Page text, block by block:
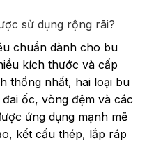
sử dụng rộng rãi?
chuẩn dành cho bu
kích thước và cấp
thống nhất, hai loại bu
ốc, vòng đệm và các
ứng dụng mạnh mẽ
kết cấu thép, lắp ráp